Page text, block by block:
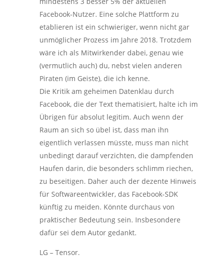
Facebook-Nutzer. Eine solche Plattform zu
etablieren ist ein schwieriger, wenn nicht gar
unmöglicher Prozess im Jahre 2018. Trotzdem
wäre ich als Mitwirkender dabei, genau wie
(vermutlich auch) du, nebst vielen anderen
Piraten (im Geiste), die ich kenne.
Die Kritik am geheimen Datenklau durch
Facebook, die der Text thematisiert, halte ich im
Übrigen für absolut legitim. Auch wenn der
Raum an sich so übel ist, dass man ihn
eigentlich verlassen müsste, muss man nicht
unbedingt darauf verzichten, die dampfenden
Haufen darin, die besonders schlimm riechen,
zu beseitigen. Daher auch der dezente Hinweis
für Softwareentwickler, das Facebook-SDK
künftig zu meiden. Könnte durchaus von
praktischer Bedeutung sein. Insbesondere
dafür sei dem Autor gedankt.
LG – Tensor.